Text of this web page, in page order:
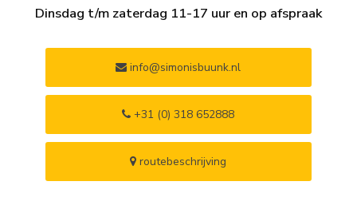
Dinsdag t/m zaterdag 11-17 uur en op afspraak
info@simonisbuunk.nl
+31 (0) 318 652888
routebeschrijving